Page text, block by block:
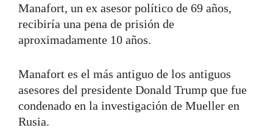
Manafort, un ex asesor político de 69 años,
recibiría una pena de prisión de
aproximadamente 10 años.
Manafort es el más antiguo de los antiguos
asesores del presidente Donald Trump que fue
condenado en la investigación de Mueller en
Rusia.